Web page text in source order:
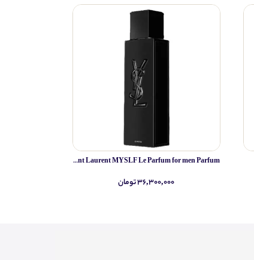
Yves Saint Laurent MYSLF Le Parfum for men Parfum
۳۶,۳۰۰,۰۰۰ تومان